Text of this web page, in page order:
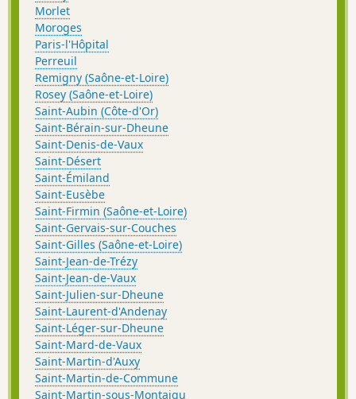
Morlet
Moroges
Paris-l'Hôpital
Perreuil
Remigny (Saône-et-Loire)
Rosey (Saône-et-Loire)
Saint-Aubin (Côte-d'Or)
Saint-Bérain-sur-Dheune
Saint-Denis-de-Vaux
Saint-Désert
Saint-Émiland
Saint-Eusèbe
Saint-Firmin (Saône-et-Loire)
Saint-Gervais-sur-Couches
Saint-Gilles (Saône-et-Loire)
Saint-Jean-de-Trézy
Saint-Jean-de-Vaux
Saint-Julien-sur-Dheune
Saint-Laurent-d'Andenay
Saint-Léger-sur-Dheune
Saint-Mard-de-Vaux
Saint-Martin-d'Auxy
Saint-Martin-de-Commune
Saint-Martin-sous-Montaigu